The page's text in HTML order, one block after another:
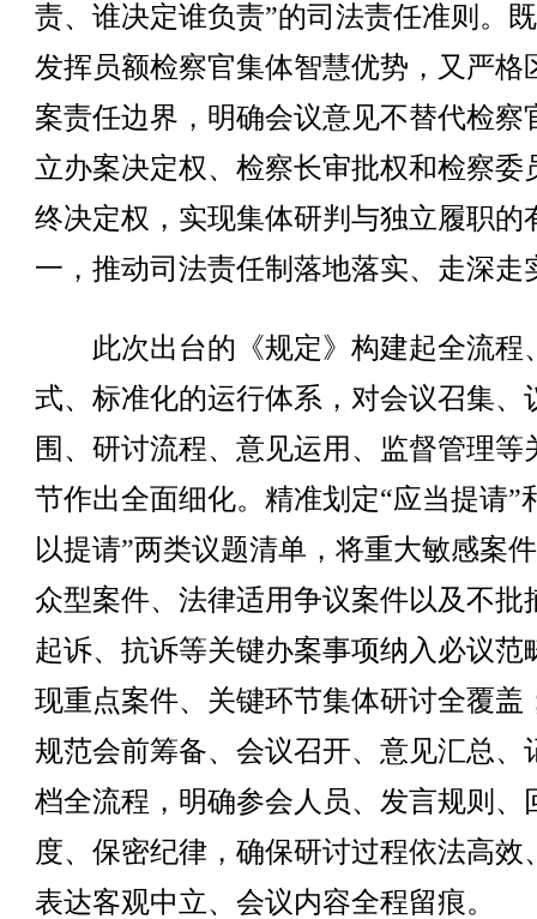
责、谁决定谁负责”的司法责任准则。
发挥员额检察官集体智慧优势，又严格
案责任边界，明确会议意见不替代检察
立办案决定权、检察长审批权和检察委
终决定权，实现集体研判与独立履职的
一，推动司法责任制落地落实、走深走
此次出台的《规定》构建起全流程
式、标准化的运行体系，对会议召集、
围、研讨流程、意见运用、监督管理等
节作出全面细化。精准划定“应当提请”
以提请”两类议题清单，将重大敏感案
众型案件、法律适用争议案件以及不批
起诉、抗诉等关键办案事项纳入必议范
现重点案件、关键环节集体研讨全覆盖
规范会前筹备、会议召开、意见汇总、
档全流程，明确参会人员、发言规则、
度、保密纪律，确保研讨过程依法高效
表达客观中立、会议内容全程留痕。